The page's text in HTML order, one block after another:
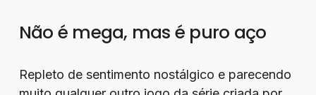
Não é mega, mas é puro aço
Repleto de sentimento nostálgico e parecendo